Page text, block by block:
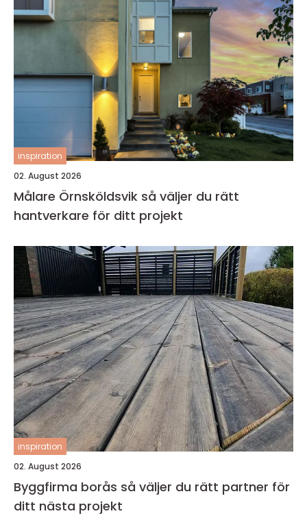
inspiration
02. August 2026
Målare Örnsköldsvik så väljer du rätt
hantverkare för ditt projekt
inspiration
02. August 2026
Byggfirma borås så väljer du rätt partner för
ditt nästa projekt